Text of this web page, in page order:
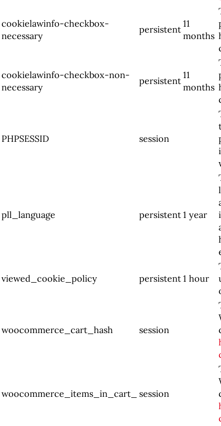
cookielawinfo-checkbox-
necessary
persistent
11
months
cookielawinfo-checkbox-non-
necessary
persistent
11
months
PHPSESSID session
pll_language persistent1 year
viewed_cookie_policy persistent1 hour
woocommerce_cart_hash session
woocommerce_items_in_cart_ session